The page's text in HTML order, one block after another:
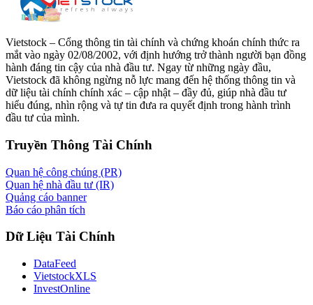
Vietstock – Cổng thông tin tài chính và chứng khoán chính thức ra
mắt vào ngày 02/08/2002, với định hướng trở thành người bạn đồng
hành đáng tin cậy của nhà đầu tư. Ngay từ những ngày đầu,
Vietstock đã không ngừng nỗ lực mang đến hệ thống thông tin và
dữ liệu tài chính chính xác – cập nhật – đầy đủ, giúp nhà đầu tư
hiểu đúng, nhìn rộng và tự tin đưa ra quyết định trong hành trình
đầu tư của mình.
Truyền Thông Tài Chính
Quan hệ công chúng (PR)
Quan hệ nhà đầu tư (IR)
Quảng cáo banner
Báo cáo phân tích
Dữ Liệu Tài Chính
DataFeed
VietstockXLS
InvestOnline